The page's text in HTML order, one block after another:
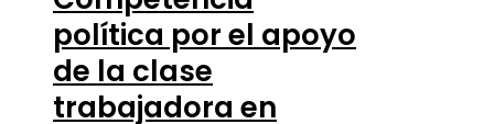
política por el apoyo
de la clase
trabajadora en